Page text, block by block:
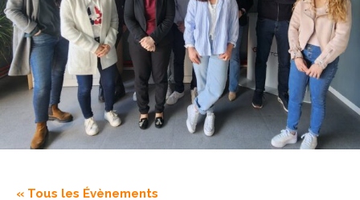
« Tous les Évènements